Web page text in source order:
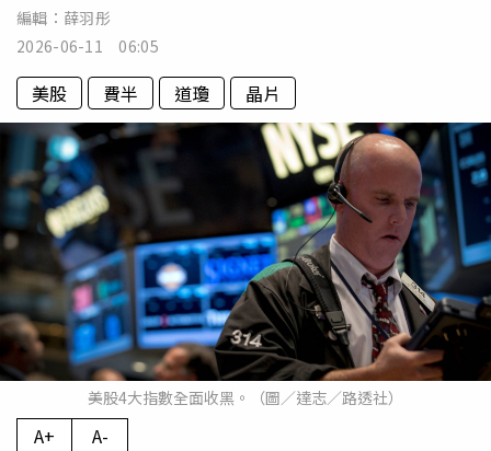
編輯： 薛羽彤
2026-06-11 06:05
美股 費半 道瓊 晶片
美股4大指數全面收黑。（圖／達志／路透社）
A+ A-